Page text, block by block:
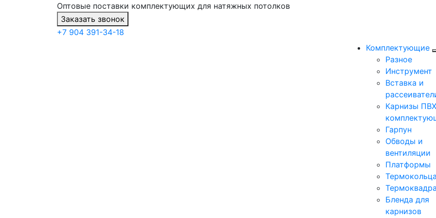
Оптовые поставки комплектующих для натяжных потолков
Заказать звонок
+7 904 391-34-18
Комплектующие
Разное
Инструмент
Вставка и
Карнизы
Гарпун
Обводы и
вентиляции
Платформы
Бленда для
карнизов